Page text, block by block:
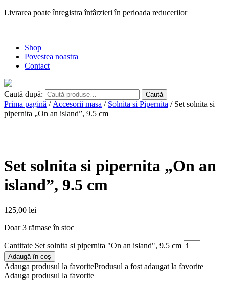
Livrarea poate înregistra întârzieri în perioada reducerilor
Shop
Povestea noastra
Contact
Caută după: Caută
Prima pagină / Accesorii masa / Solnita si Pipernita / Set solnita si
pipernita „On an island”, 9.5 cm
Set solnita si pipernita „On an
island”, 9.5 cm
125,00 lei
Doar 3 rămase în stoc
Cantitate Set solnita si pipernita "On an island", 9.5 cm
Adaugă în coș
Adauga produsul la favoriteProdusul a fost adaugat la favorite
Adauga produsul la favorite